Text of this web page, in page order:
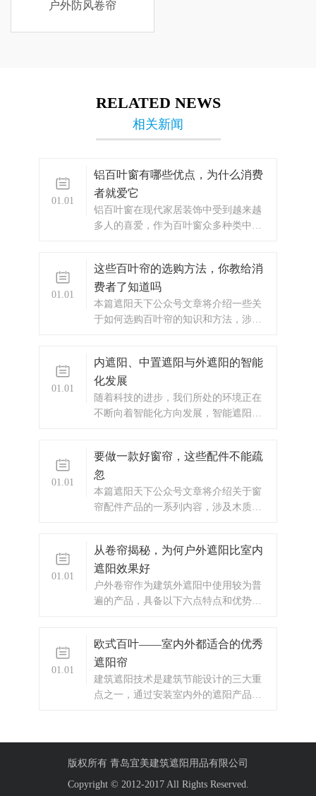
户外防风卷帘
RELATED NEWS
相关新闻
01.01
铝百叶窗有哪些优点，为什么消费
者就爱它
​铝百叶窗在现代家居装饰中受到越来越
多人的喜爱，作为百叶窗众多种类中的
01.01
这些百叶帘的选购方法，你教给消
费者了知道吗
​本篇遮阳天下公众号文章将介绍一些关
于如何选购百叶帘的知识和方法，涉及
私密性，同时又是家装不可或缺的装饰
品。
01.01
内遮阳、中置遮阳与外遮阳的智能
化发展
​随着科技的进步，我们所处的环境正在
不断向着智能化方向发展，智能遮阳产
调能耗和人工照明用电，改善室内光环
境，是实现建筑节能的最有效方法之
一。
01.01
要做一款好窗帘，这些配件不能疏
忽
​本篇遮阳天下公众号文章将介绍关于窗
帘配件产品的一系列内容，涉及木质、
01.01
从卷帘揭秘，为何户外遮阳比室内
遮阳效果好
​户外卷帘作为建筑外遮阳中使用较为普
遍的产品，具备以下六点特点和优势：
次数。在冬季，通过减少热量损失来保
持家中温度。
01.01
欧式百叶——室内外都适合的优秀
遮阳帘
​建筑遮阳技术是建筑节能设计的三大重
点之一，通过安装室内外的遮阳产品，
版权所有 青岛宜美建筑遮阳用品有限公司
Copyright © 2012-2017 All Rights Reserved.